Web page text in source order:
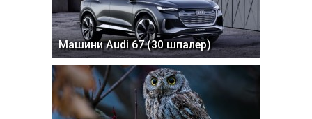
Машини Audi 67 (30 шпалер)